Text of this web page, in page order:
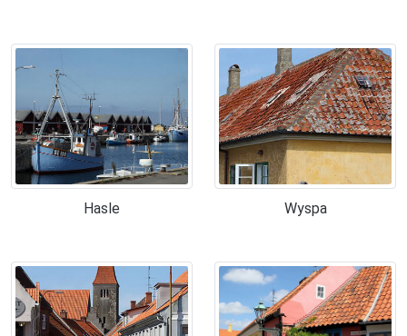
Hasle Wyspa